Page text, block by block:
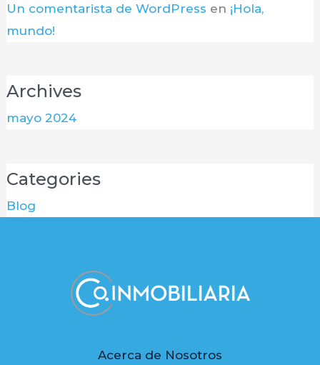
Un comentarista de WordPress en ¡Hola,
mundo!
Archives
mayo 2024
Categories
Blog
Acerca de Nosotros